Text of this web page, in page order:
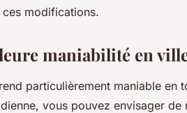
modifications.
maniabilité en
particulièrement maniable en
vous pouvez envisager de